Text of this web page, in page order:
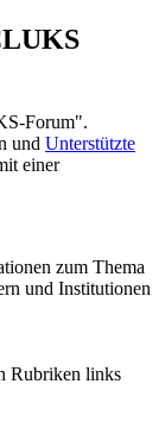
Forum".
und Unterstützte
einer
zum Thema
und Institutionen
Rubriken links